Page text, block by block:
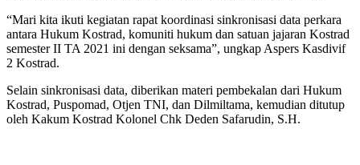
“Mari kita ikuti kegiatan rapat koordinasi sinkronisasi data perkara
antara Hukum Kostrad, komuniti hukum dan satuan jajaran Kostrad
semester II TA 2021 ini dengan seksama”, ungkap Aspers Kasdivif
2 Kostrad.
Selain sinkronisasi data, diberikan materi pembekalan dari Hukum
Kostrad, Puspomad, Otjen TNI, dan Dilmiltama, kemudian ditutup
oleh Kakum Kostrad Kolonel Chk Deden Safarudin, S.H.